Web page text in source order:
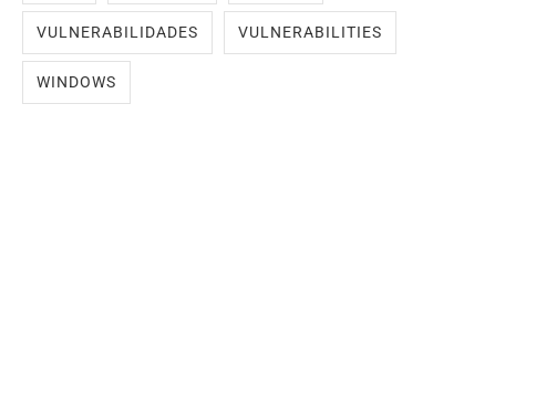
VULNERABILIDADES VULNERABILITIES
WINDOWS